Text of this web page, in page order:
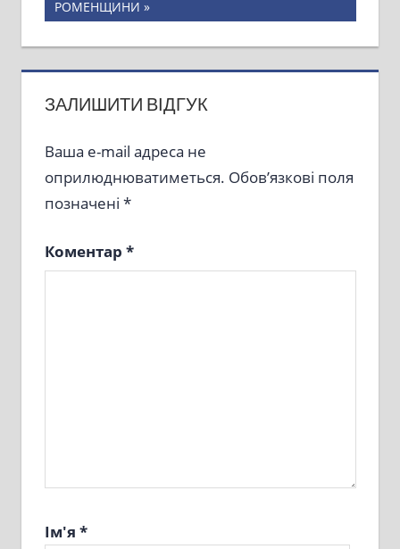
Post:
РОМЕНЩИНИ
ЗАЛИШИТИ ВІДГУК
Ваша e-mail адреса не
оприлюднюватиметься. Обов’язкові поля
позначені *
Коментар *
Ім'я *